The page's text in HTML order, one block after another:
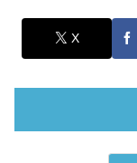
X